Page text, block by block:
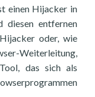
einen Hijacker in
diesen entfernen
oder, wie
Weiterleitung,
das sich als